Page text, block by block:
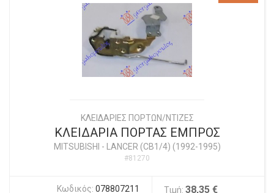
ΚΛΕΙΔΑΡΙΕΣ ΠΟΡΤΩΝ/ΝΤΙΖΕΣ
ΚΛΕΙΔΑΡΙΑ ΠΟΡΤΑΣ ΕΜΠΡΟΣ
MITSUBISHI - LANCER (CB1/4) (1992-1995)
#81270
Κωδικός: 078807211 Τιμή: 38,35 €